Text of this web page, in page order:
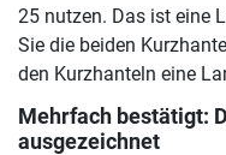
25 nutzen. Das ist eine
Sie die beiden
den Kurzhanteln eine
Mehrfach bestätigt:
ausgezeichnet